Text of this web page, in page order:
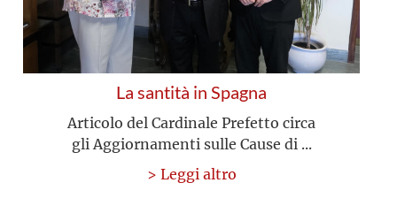
La santità in Spagna
Articolo del Cardinale Prefetto circa
gli Aggiornamenti sulle Cause di ...
> Leggi altro